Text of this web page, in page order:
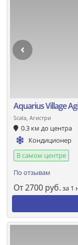
Aquarius Village
Scala, Агистри
0.3 км до центра
Кондиционер
В самом центре
По отзывам
От2700 руб. за 1